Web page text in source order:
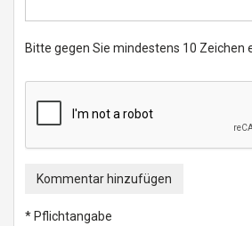
Bitte gegen Sie mindestens 10 Zeichen
Kommentar hinzufügen
* Pflichtangabe